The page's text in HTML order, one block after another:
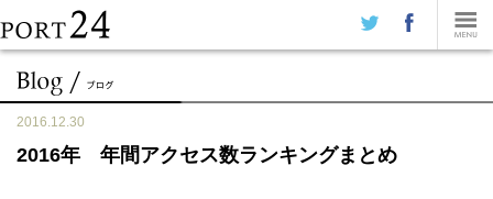
2016.12.30
2016年 年間アクセス数ランキングまとめ